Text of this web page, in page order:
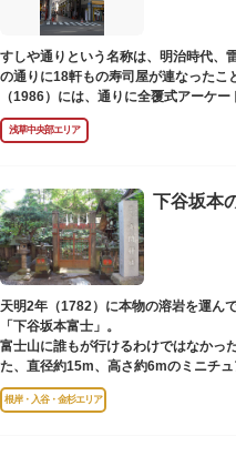
すしや通りという名称は、明治時代、
の通りに18軒もの寿司屋が連なったこ
（1986）には、通りに全覆式アーケ
浅草中央部エリア
下谷坂本
天明2年（1782）に本物の溶岩を運ん
「下谷坂本富士」。
富士山に誰もが行けるわけではなかっ
た、直径約15m、高さ約6mのミニチ
あります。
一合目から順に十合目まで記されてお
根岸・入谷・金杉エリア